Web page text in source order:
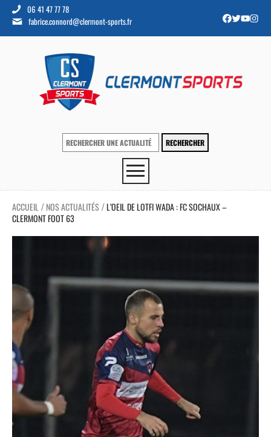
06 41 47 77 78
fabrice.connord@clermont-sports.fr
ACCUEIL / NOS ACTUALITÉS /L’OEIL DE LOTFI WADA : FC SOCHAUX –
CLERMONT FOOT 63